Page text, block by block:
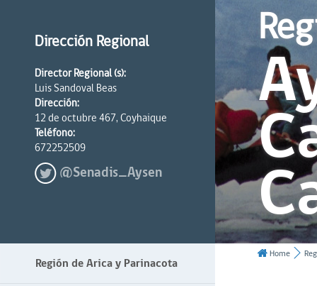
Dirección Regional
Director Regional (s):
Luis Sandoval Beas
Dirección:
12 de octubre 467, Coyhaique
Teléfono:
672252509
@Senadis_Aysen
Región de Arica y Parinacota
Home